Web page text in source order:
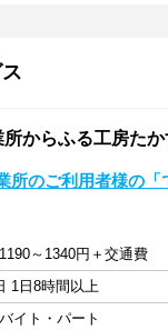
からふる工房たか
所のご利用者様の
～1340円＋交通費
1日8時間以上
イト・パート